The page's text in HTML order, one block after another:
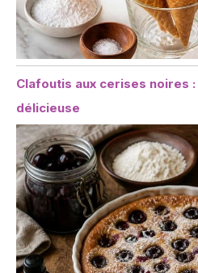
Clafoutis aux cerises noires
délicieuse